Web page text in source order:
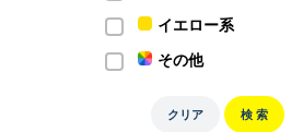
イエロー系
その他
クリア 検 索